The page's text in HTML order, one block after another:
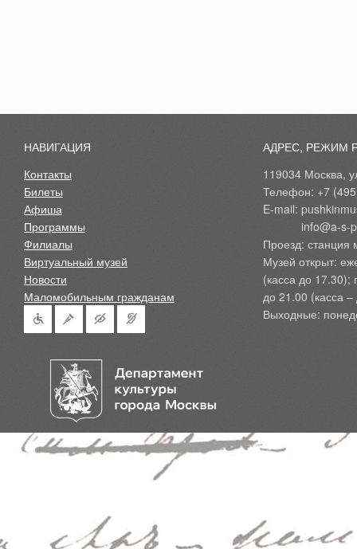
НАВИГАЦИЯ
Контакты
Билеты
Афиша
Программы
Филиалы
Виртуальный музей
Новости
Маломобильным гражданам
АДРЕС, РЕЖИМ
119034 Москва,
Телефон: +7
E-mail:
Проезд: станция
Музей открыт:
(касса до 17.30);
до 21.00 (касса
Выходные: